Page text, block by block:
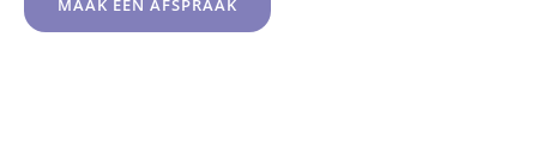
MAAK EEN AFSPRAAK